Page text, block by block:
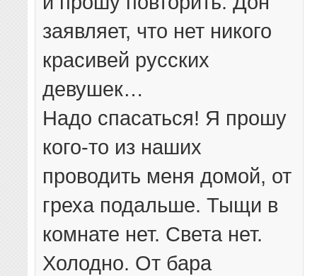
заявляет, что нет никого
красивей русских
девушек…
Надо спасаться! Я прошу
кого-то из наших
проводить меня домой, от
греха подальше. Тыщи в
комнате нет. Света нет.
Холодно. От бара